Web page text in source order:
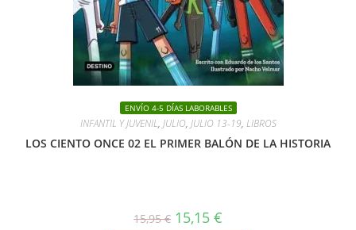
ENVÍO 4-5 DÍAS LABORABLES
INFANTIL Y JUVENIL, JULIO, JULIO 13-19, LIBROS
LOS CIENTO ONCE 02 EL PRIMER BALÓN DE LA HISTORIA
15,95€ El
precio
15,15 €